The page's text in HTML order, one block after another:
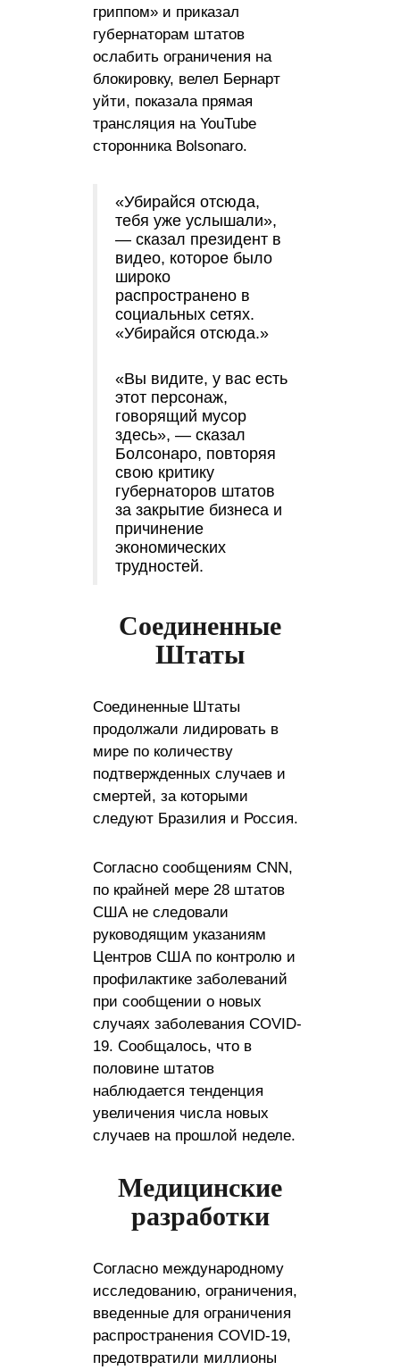
гриппом» и приказал
губернаторам штатов
ослабить ограничения на
блокировку, велел Бернарт
уйти, показала прямая
трансляция на YouTube
сторонника Bolsonaro.
«Убирайся отсюда,
тебя уже услышали»,
— сказал президент в
видео, которое было
широко
распространено в
социальных сетях.
«Убирайся отсюда.»
«Вы видите, у вас есть
этот персонаж,
говорящий мусор
здесь», — сказал
Болсонаро, повторяя
свою критику
губернаторов штатов
за закрытие бизнеса и
причинение
экономических
трудностей.
Соединенные
Штаты
Соединенные Штаты
продолжали лидировать в
мире по количеству
подтвержденных случаев и
смертей, за которыми
следуют Бразилия и Россия.
Согласно сообщениям CNN,
по крайней мере 28 штатов
США не следовали
руководящим указаниям
Центров США по контролю и
профилактике заболеваний
при сообщении о новых
случаях заболевания COVID-
19. Сообщалось, что в
половине штатов
наблюдается тенденция
увеличения числа новых
случаев на прошлой неделе.
Медицинские
разработки
Согласно международному
исследованию, ограничения,
введенные для ограничения
распространения COVID-19,
предотвратили миллионы